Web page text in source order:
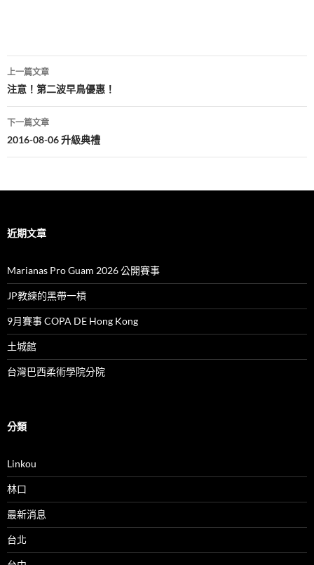
文
章
導
覽
上一篇文章
注意！第二波早鳥優惠！
下一篇文章
2016-08-06 升級典禮
近期文章
Marianas Pro Guam 2026 公開賽事
JP教練的黑帶一槓
9月賽事 COPA DE Hong Kong
土城館
台灣巴西柔術學院分院
分類
Linkou
林口
最新消息
台北